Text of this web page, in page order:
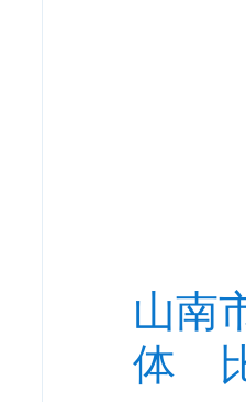
山南
体